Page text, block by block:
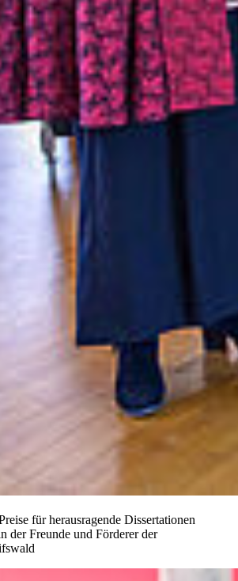
für herausragende Dissertationen
der Freunde und Förderer der